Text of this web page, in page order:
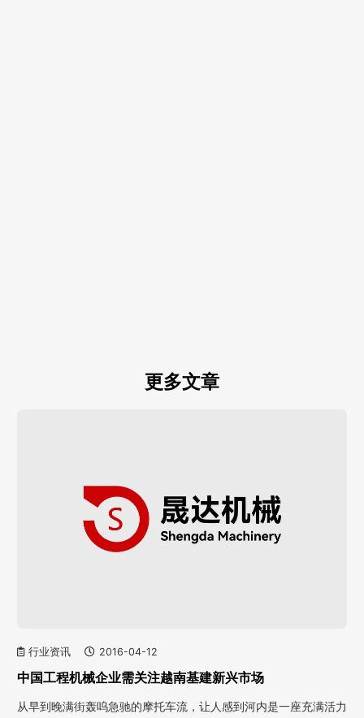
更多文章
行业资讯 2016-04-12
中国工程机械企业需关注越南基建新兴市场
从早到晚满街轰呜急驰的摩托车流，让人感到河内是一座充满活力